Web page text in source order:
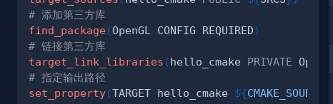
# 添加第三方库
find_package(OpenGL CONFIG REQUIRED)
# 链接第三方库
target_link_libraries (hello_cmake PRIVATE OpenGL
# 指定输出路径
set_property(TARGET hello_cmake ${